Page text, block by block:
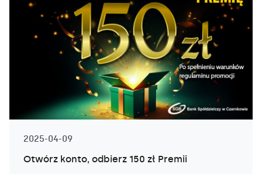
2025-04-09
Otwórz konto, odbierz 150 zł Premii